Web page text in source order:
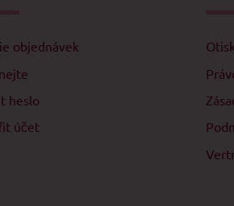
objednávek
heslo
účet
Otisk